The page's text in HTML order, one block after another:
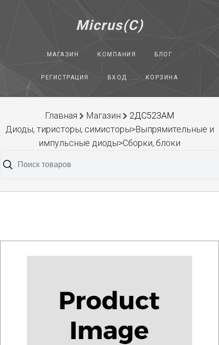
Micrus(C)
МАГАЗИН КОМПАНИЯ БЛОГ
РЕГИСТРАЦИЯ ВХОД КОРЗИНА
Главная Магазин
2ДС523АМ
Диоды, тиристоры, симисторы>Выпрямительные и
импульсные диоды>Сборки, блоки